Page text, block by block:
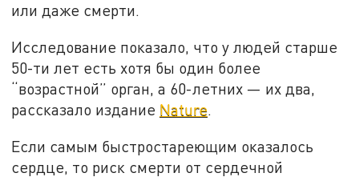
или даже смерти.
Исследование показало, что у людей старше
50-ти лет есть хотя бы один более
“возрастной” орган, а 60-летних — их два,
рассказало издание Nature.
Если самым быстростареющим оказалось
сердце, то риск смерти от сердечной